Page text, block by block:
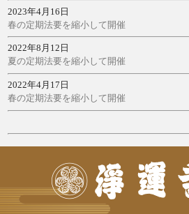
2023年4月16日
春の定期法要を縮小して開催
2022年8月12日
夏の定期法要を縮小して開催
2022年4月17日
春の定期法要を縮小して開催